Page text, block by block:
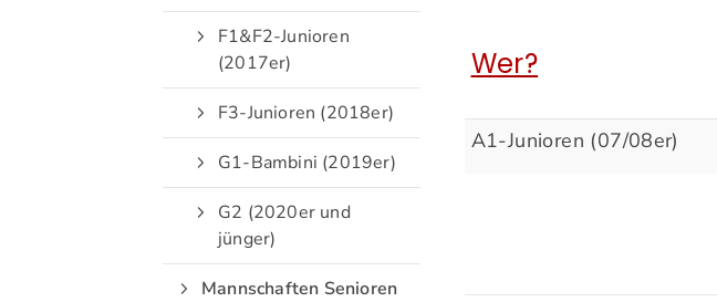
Wer?
A1-Junioren (07/08er)
F1&F2-Junioren
(2017er)
F3-Junioren (2018er)
G1-Bambini (2019er)
G2 (2020er und
jünger)
Mannschaften Senioren